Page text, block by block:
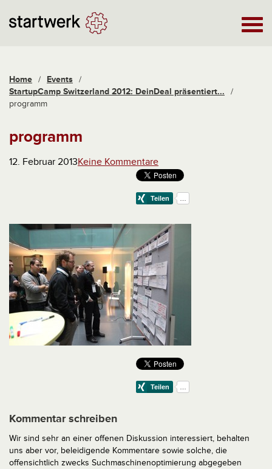
Home / Events /
StartupCamp Switzerland 2012: DeinDeal präsentiert...
/
programm
programm
12. Februar 2013Keine Kommentare
Kommentar schreiben
Wir sind sehr an einer offenen Diskussion interessiert, behalten
uns aber vor, beleidigende Kommentare sowie solche, die
offensichtlich zwecks Suchmaschinenoptimierung abgegeben